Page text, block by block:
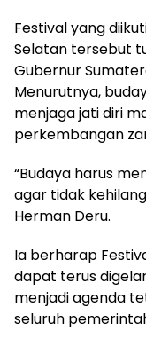
Festival yang
Selatan tersebut
Gubernur
Menurutnya,
menjaga jati diri
perkembangan
“Budaya harus
agar tidak
Herman Deru.
Ia berharap
dapat terus
menjadi agenda
seluruh